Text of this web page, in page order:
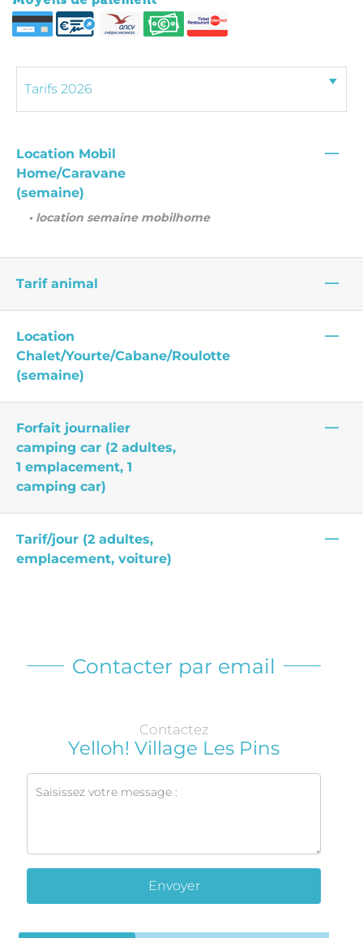
Location Mobil
Home/Caravane
(semaine)
—
• location semaine mobilhome
Tarif animal —
Location
Chalet/Yourte/Cabane/Roulotte
(semaine)
—
Forfait journalier
camping car (2 adultes,
1 emplacement, 1
camping car)
—
Tarif/jour (2 adultes,
emplacement, voiture)
—
Contacter par email
Contactez
Yelloh! Village Les Pins
Envoyer